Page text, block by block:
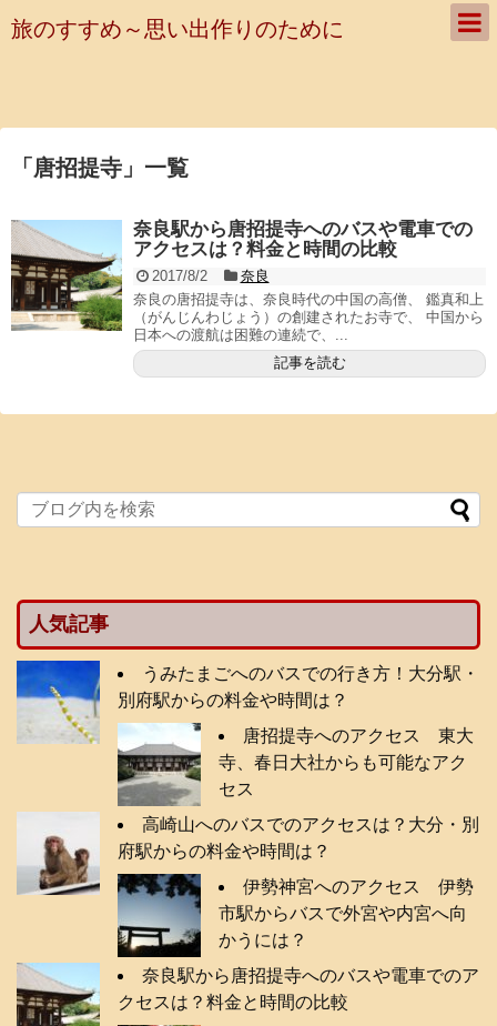
旅のすすめ～思い出作りのために
「 唐招提寺 」 一覧
奈良駅から唐招提寺へのバスや電車での
アクセスは？料金と時間の比較
2017/8/2
奈良
奈良の唐招提寺は、奈良時代の中国の高僧、 鑑真和上
（がんじんわじょう）の創建されたお寺で、 中国から
日本への渡航は困難の連続で、...
記事を読む
人気記事
うみたまごへのバスでの行き方！大分駅・
別府駅からの料金や時間は？
唐招提寺へのアクセス 東大
寺、春日大社からも可能なアク
セス
高崎山へのバスでのアクセスは？大分・別
府駅からの料金や時間は？
伊勢神宮へのアクセス 伊勢
市駅からバスで外宮や内宮へ向
かうには？
奈良駅から唐招提寺へのバスや電車でのア
クセスは？料金と時間の比較